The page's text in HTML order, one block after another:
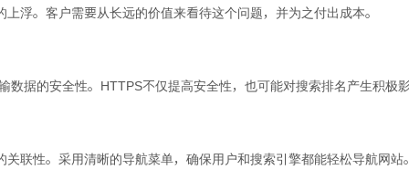
浮。客户需要从长远的价值来看待这个问题，并为之付出成本。
数据的安全性。HTTPS不仅提高安全性，也可能对搜索排名产生积极
联性。采用清晰的导航菜单，确保用户和搜索引擎都能轻松导航网站